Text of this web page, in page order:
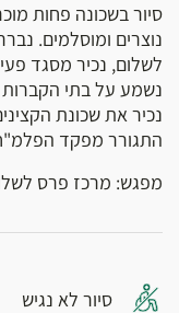
סיור בשכונה פחות
נוצרים ומוסלמים.
לשלום, נכיר מסגד
נשמע על בתי הקברות
נכיר את שכונת
התגורר מפקד
מפגש: מרכז פרס
סיור לא נגיש